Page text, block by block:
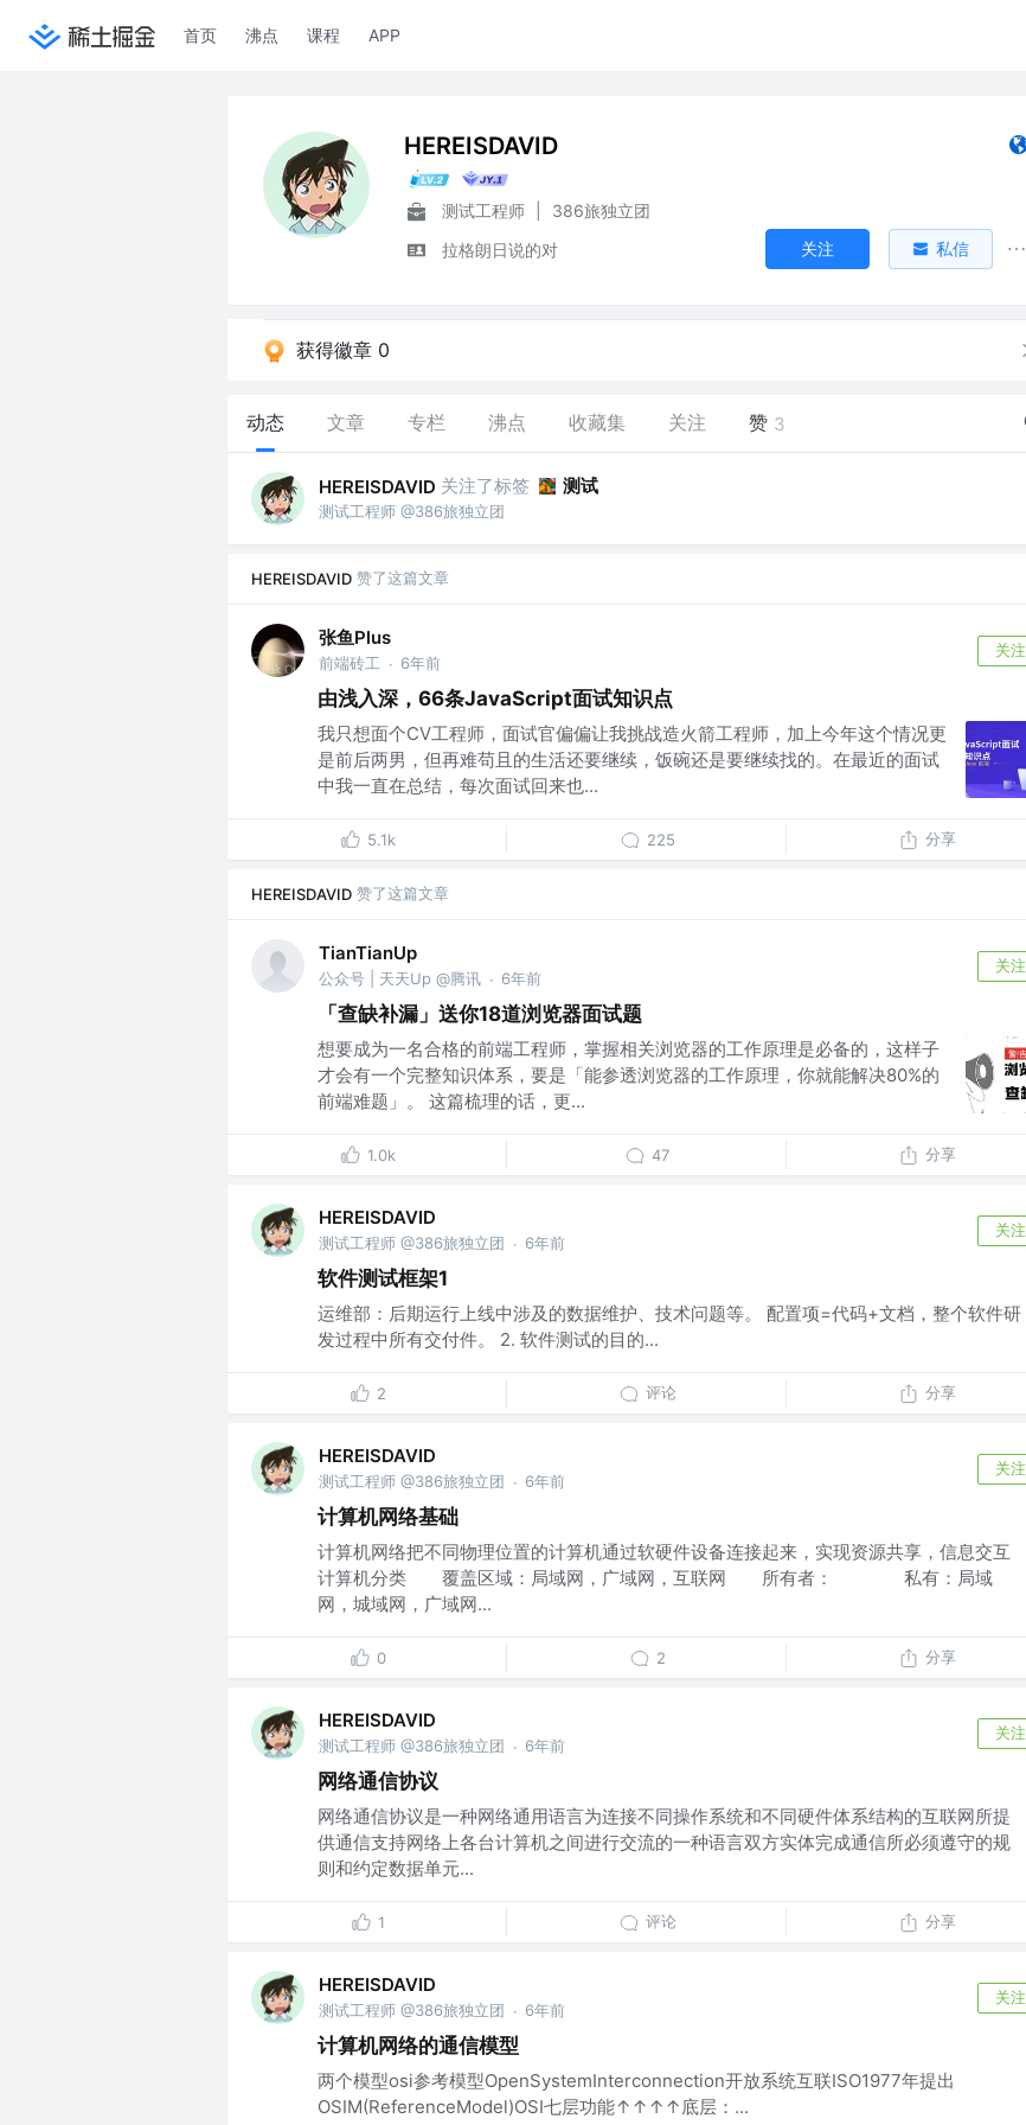
首页 沸点 课程 APP
HEREISDAVID
测试工程师
386旅独立团
拉格朗日说的对
关注 私信
获得徽章 0
动态 文章 专栏 沸点 收藏集 关注 赞 3
HEREISDAVID 关注了标签 测试
测试工程师 @386旅独立团
HEREISDAVID 赞了这篇文章
张鱼Plus
前端砖工 · 6年前
关注
由浅入深，66条JavaScript面试知识点
我只想面个CV工程师，面试官偏偏让我挑战造火箭工程师，加上今年这个情况更
是前后两男，但再难苟且的生活还要继续，饭碗还是要继续找的。在最近的面试
中我一直在总结，每次面试回来也...
5.1k 225 分享
HEREISDAVID 赞了这篇文章
TianTianUp
公众号 | 天天Up @腾讯 · 6年前
关注
「查缺补漏」送你18道浏览器面试题
想要成为一名合格的前端工程师，掌握相关浏览器的工作原理是必备的，这样子
才会有一个完整知识体系，要是「能参透浏览器的工作原理，你就能解决80%的
前端难题」。 这篇梳理的话，更...
1.0k 47 分享
HEREISDAVID
测试工程师 @386旅独立团 · 6年前
关注
软件测试框架1
运维部：后期运行上线中涉及的数据维护、技术问题等。 配置项=代码+文档，整个软件研
发过程中所有交付件。 2. 软件测试的目的...
2 评论 分享
HEREISDAVID
测试工程师 @386旅独立团 · 6年前
关注
计算机网络基础
计算机网络把不同物理位置的计算机通过软硬件设备连接起来，实现资源共享，信息交互
计算机分类 覆盖区域：局域网，广域网，互联网 所有者： 私有：局域
网，城域网，广域网...
0 2 分享
HEREISDAVID
测试工程师 @386旅独立团 · 6年前
关注
网络通信协议
网络通信协议是一种网络通用语言为连接不同操作系统和不同硬件体系结构的互联网所提
供通信支持网络上各台计算机之间进行交流的一种语言双方实体完成通信所必须遵守的规
则和约定数据单元...
1 评论 分享
HEREISDAVID
测试工程师 @386旅独立团 · 6年前
关注
计算机网络的通信模型
两个模型osi参考模型OpenSystemInterconnection开放系统互联ISO1977年提出
OSIM(ReferenceModel)OSI七层功能↑↑↑↑底层：...